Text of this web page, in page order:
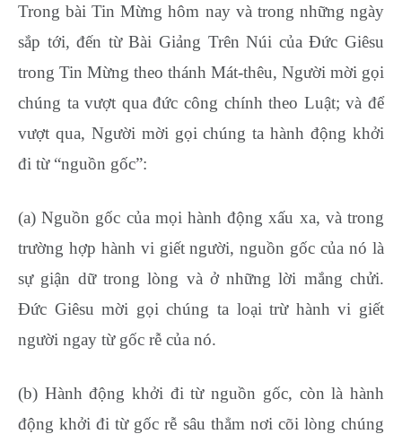
Trong bài Tin Mừng hôm nay và trong những ngày
sắp tới, đến từ Bài Giảng Trên Núi của Đức Giêsu
trong Tin Mừng theo thánh Mát-thêu, Người mời gọi
chúng ta vượt qua đức công chính theo Luật; và để
vượt qua, Người mời gọi chúng ta hành động khởi
đi từ “nguồn gốc”:
(a) Nguồn gốc của mọi hành động xấu xa, và trong
trường hợp hành vi giết người, nguồn gốc của nó là
sự giận dữ trong lòng và ở những lời mắng chửi.
Đức Giêsu mời gọi chúng ta loại trừ hành vi giết
người ngay từ gốc rễ của nó.
(b) Hành động khởi đi từ nguồn gốc, còn là hành
động khởi đi từ gốc rễ sâu thẳm nơi cõi lòng chúng